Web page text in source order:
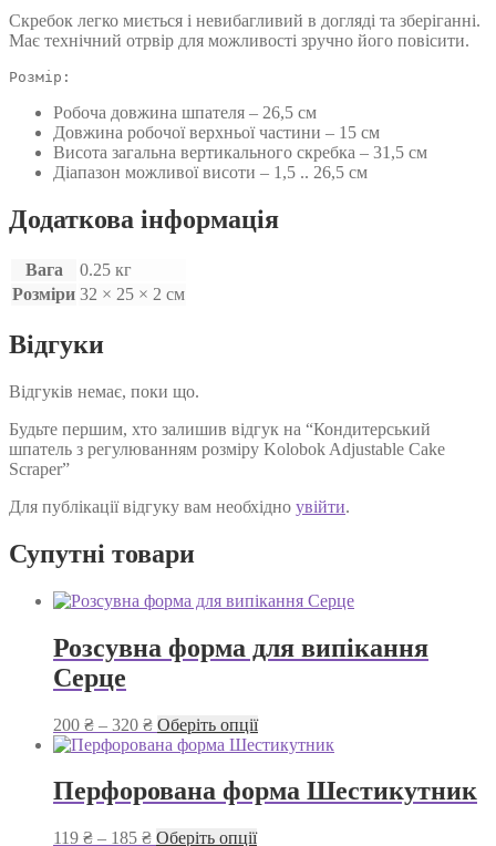
Скребок легко миється і невибагливий в догляді та зберіганні.
Має технічний отрвір для можливості зручно його повісити.
Розмір:
Робоча довжина шпателя – 26,5 см
Довжина робочої верхньої частини – 15 см
Висота загальна вертикального скребка – 31,5 см
Діапазон можливої ​​висоти – 1,5 .. 26,5 см
Додаткова інформація
Вага
0.25 кг
Розміри 32 × 25 × 2 см
Відгуки
Відгуків немає, поки що.
Будьте першим, хто залишив відгук на “Кондитерський
шпатель з регулюванням розміру Kolobok Adjustable Cake
Scraper”
Для публікації відгуку вам необхідно увійти.
Супутні товари
Розсувна форма для випікання
Серце
200 ₴ – 320 ₴Діапазон
цін:
200 ₴
до
Оберіть опціїЦей
товар
кілька
варіантів.
Перфорована форма Шестикутник
119 ₴ – 185 ₴Діапазон
Оберіть опціїЦей